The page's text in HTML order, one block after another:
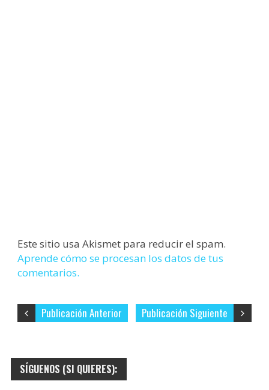
Este sitio usa Akismet para reducir el spam.
Aprende cómo se procesan los datos de tus
comentarios.
Publicación Siguiente
Publicación Anterior
SÍGUENOS (SI QUIERES):